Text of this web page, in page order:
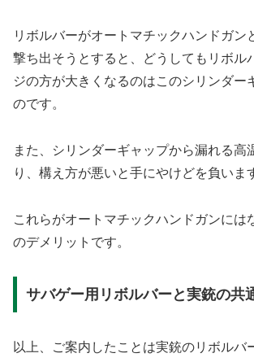
リボルバーがオートマチックハンドガン
撃ち出そうとすると、どうしてもリボル
ジの方が大きくなるのはこのシリンダー
のです。
また、シリンダーギャップから漏れる高
り、構え方が悪いと手にやけどを負いま
これらがオートマチックハンドガンには
のデメリットです。
サバゲー用リボルバーと実銃の共
以上、ご案内したことは実銃のリボルバ